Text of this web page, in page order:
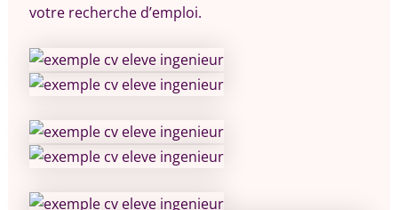
votre recherche d’emploi.